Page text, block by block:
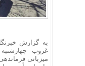
به گزارش
غروب
میزبانی